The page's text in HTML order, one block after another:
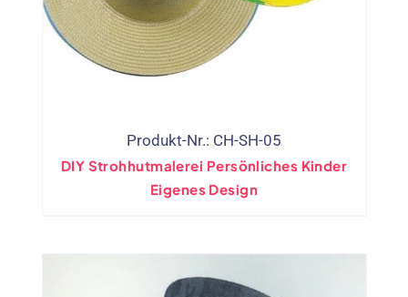
Produkt-Nr.: CH-SH-05
DIY Strohhutmalerei Persönliches Kinder
Eigenes Design